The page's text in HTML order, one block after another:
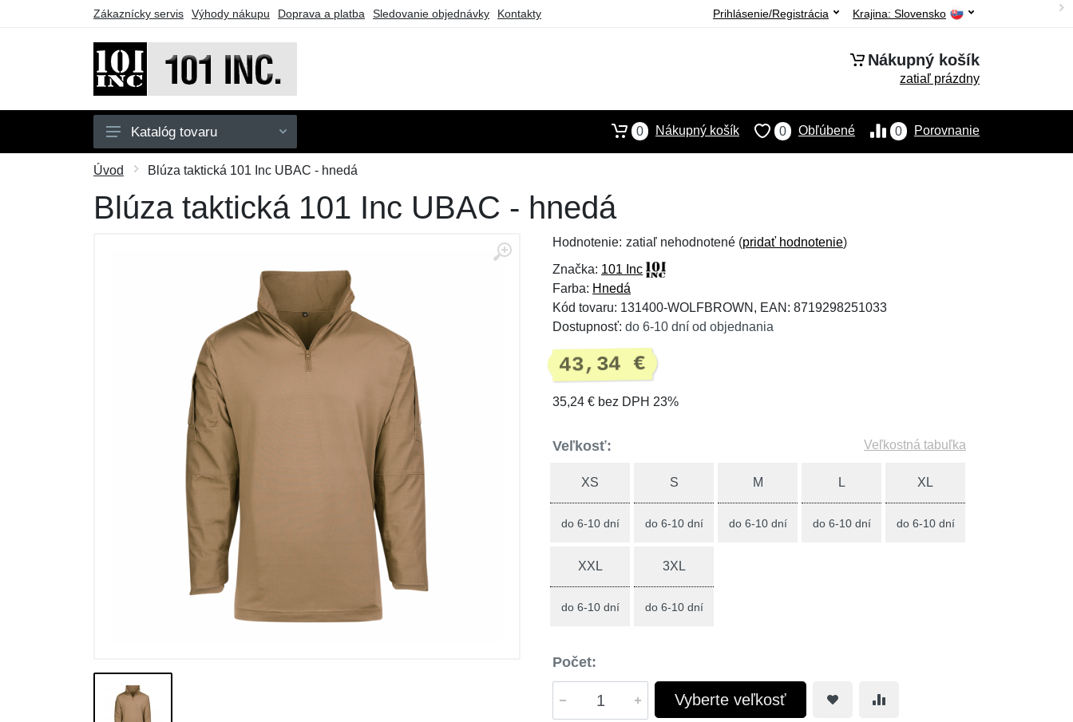
Zákaznícky servis Výhody nákupu Doprava a platba Sledovanie objednávky Kontakty Krajina: Slovensko
Prihlásenie/Registrácia
Nákupný košík
zatiaľ prázdny
Pánske
Detské
Darčekové poukazy
Katalóg tovaru 0 Porovnanie
0 Obľúbené
0 Nákupný košík
Úvod Blúza taktická 101 Inc UBAC - hnedá
Blúza taktická 101 Inc UBAC - hnedá
Hodnotenie: zatiaľ nehodnotené (pridať hodnotenie)
Značka: 101 Inc
Farba: Hnedá
Kód tovaru: 131400-WOLFBROWN, EAN: 8719298251033
Dostupnosť: do 6-10 dní od objednania
43,34 €
35,24 € bez DPH 23%
Veľkosť: Veľkostná tabuľka
XS
do 6-10 dní
S
do 6-10 dní
M
do 6-10 dní
L
do 6-10 dní
XL
do 6-10 dní
XXL
do 6-10 dní
3XL
do 6-10 dní
Počet:
Vyberte veľkosť